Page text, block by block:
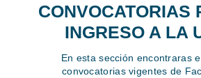
CONVOCATORIAS
INGRESO A LA
En esta sección encontraras
convocatorias vigentes de